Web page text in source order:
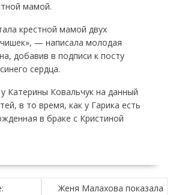
мамой.
крестной мамой двух
— написала молодая
добавив в подписи к посту
сердца.
Катерины Ковальчук на данный
в то время, как у Гарика есть
в браке с Кристиной
Женя Малахова показала